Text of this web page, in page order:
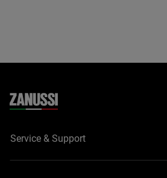
Service & Support